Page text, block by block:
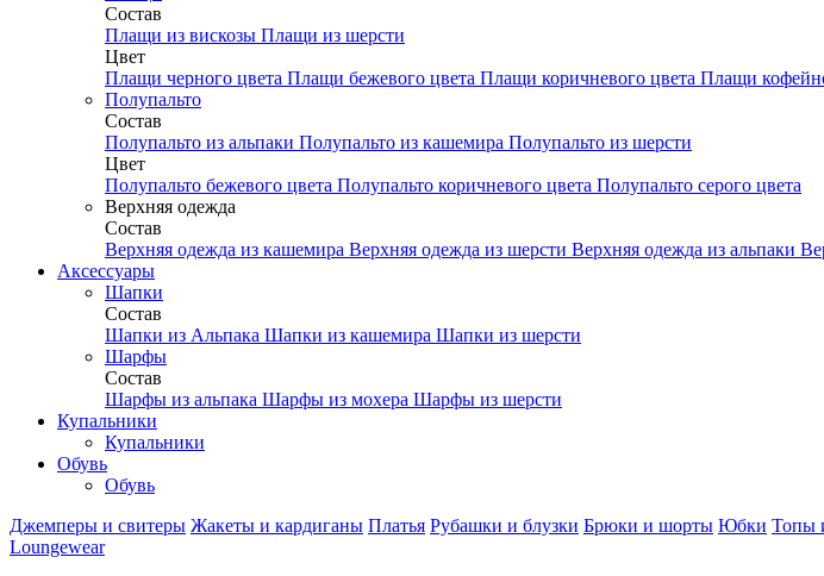
Состав
Плащи из вискозы Плащи из шерсти
Цвет
Плащи черного цвета Плащи бежевого цвета Плащи коричневого цвета Плащи
Полупальто
Состав
Полупальто из альпаки Полупальто из кашемира Полупальто из шерсти
Цвет
Полупальто бежевого цвета Полупальто коричневого цвета Полупальто серого цвета
Верхняя одежда
Состав
Верхняя одежда из кашемира Верхняя одежда из шерсти Верхняя одежда из альпаки
Аксесcуары
Шапки
Состав
Шапки из Альпака Шапки из кашемира Шапки из шерсти
Шарфы
Состав
Шарфы из альпака Шарфы из мохера Шарфы из шерсти
Купальники
Купальники
Обувь
Обувь
Джемперы и свитеры Жакеты и кардиганы Платья Рубашки и блузки Брюки и шорты Юбки Топы
Loungewear